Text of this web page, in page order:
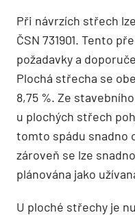
Při návrzích střech
ČSN 731901. Tento
požadavky a
Plochá střecha se
8,75 %. Ze
u plochých střech
tomto spádu snadno
zároveň se lze
plánována jako
U ploché střechy je